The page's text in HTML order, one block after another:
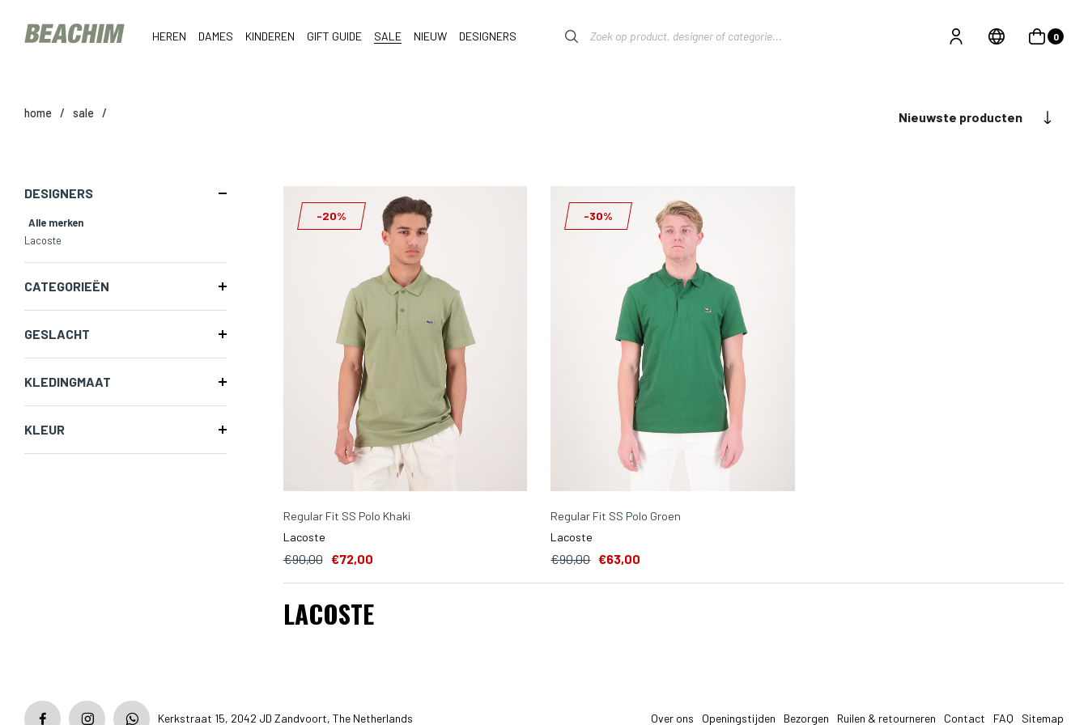
HEREN DAMES KINDEREN GIFT GUIDE SALE NIEUW DESIGNERS 0
home / sale / Nieuwste producten
DESIGNERS
Alle merken
Lacoste
CATEGORIEËN
GESLACHT
KLEDINGMAAT
KLEUR
-20%
Regular Fit SS Polo Khaki
Lacoste
€90,00 €72,00
-30%
Regular Fit SS Polo Groen
Lacoste
€90,00 €63,00
LACOSTE
Kerkstraat 15, 2042 JD Zandvoort, The Netherlands Over ons Openingstijden Bezorgen Ruilen & retourneren Contact FAQ Sitemap